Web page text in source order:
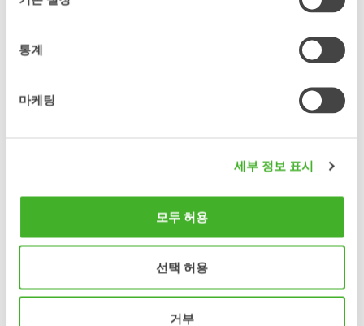
통계
마케팅
세부 정보 표시
모두 허용
선택 허용
거부
XR20 rotor coupler without gripper
XR7 rotor coupler without gripper
XR7 rotor coupler with gripper